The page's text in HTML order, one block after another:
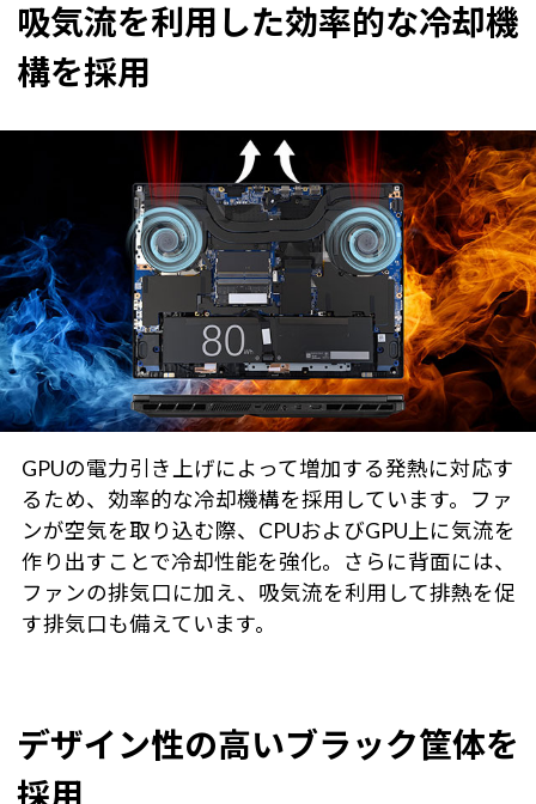
吸気流を利用した効率的な冷却機
構を採用
GPUの電力引き上げによって増加する発熱に対応す
るため、効率的な冷却機構を採用しています。ファ
ンが空気を取り込む際、CPUおよびGPU上に気流を
作り出すことで冷却性能を強化。さらに背面には、
ファンの排気口に加え、吸気流を利用して排熱を促
す排気口も備えています。
デザイン性の高いブラック筐体を
採用